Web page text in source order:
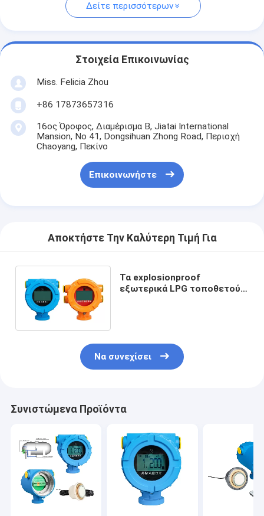
Δείτε περισσότερων
Στοιχεία Επικοινωνίας
Miss. Felicia Zhou
+86 17873657316
16ος Όροφος, Διαμέρισμα Β, Jiatai International
Mansion, No 41, Dongsihuan Zhong Road, Περιοχή
Chaoyang, Πεκίνο
Επικοινωνήστε
Αποκτήστε Την Καλύτερη Τιμή Για
Τα explosionproof
εξωτερικά LPG τοποθετούν
Να συνεχίσει
Συνιστώμενα Προϊόντα